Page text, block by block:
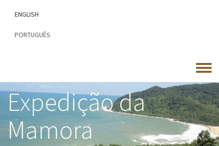
conteúdo
ENGLISH
PORTUGUÊS
Toggle
menu
Expedição da
Mamora